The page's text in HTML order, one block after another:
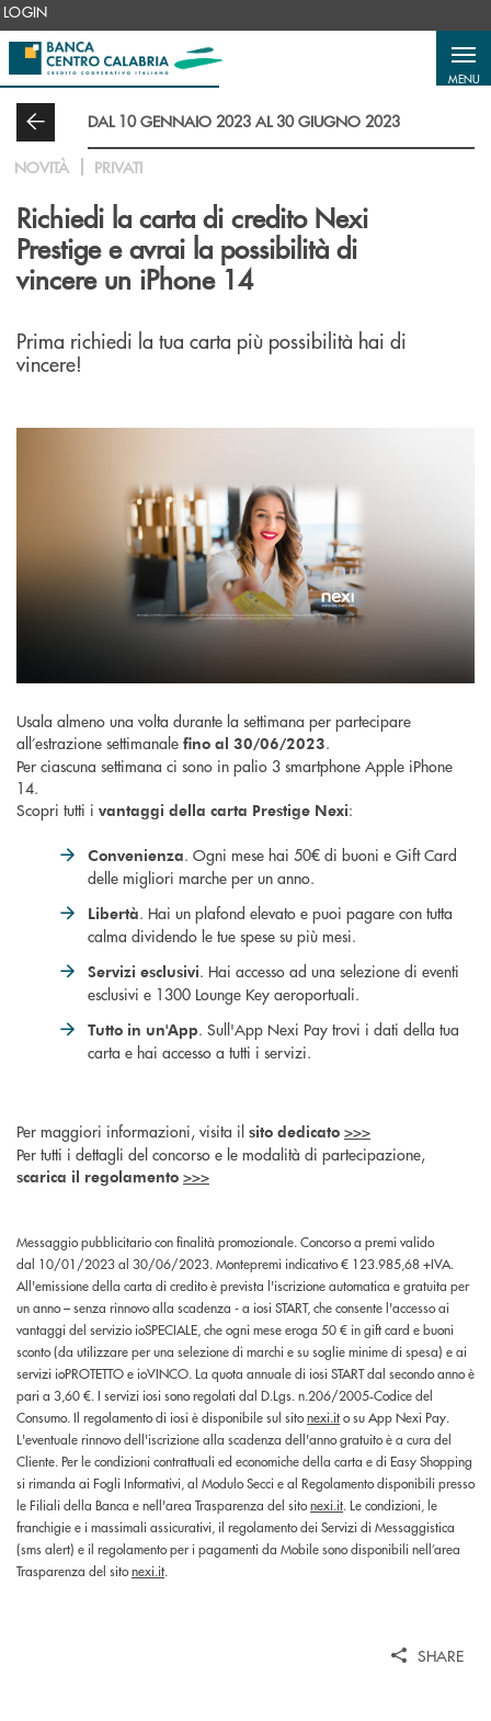
Salta al contenuto principale
LOGIN
MENU
DAL 10 GENNAIO 2023 AL 30 GIUGNO 2023
NOVITÀ PRIVATI
Richiedi la carta di credito Nexi
Prestige e avrai la possibilità di
vincere un iPhone 14
Prima richiedi la tua carta più possibilità hai di
vincere!
Usala almeno una volta durante la settimana per partecipare
all’estrazione settimanale fino al 30/06/2023.
Per ciascuna settimana ci sono in palio 3 smartphone Apple iPhone
14.
Scopri tutti i vantaggi della carta Prestige Nexi:
Convenienza. Ogni mese hai 50€ di buoni e Gift Card
delle migliori marche per un anno.
Libertà. Hai un plafond elevato e puoi pagare con tutta
calma dividendo le tue spese su più mesi.
Servizi esclusivi. Hai accesso ad una selezione di eventi
esclusivi e 1300 Lounge Key aeroportuali.
Tutto in un'App. Sull'App Nexi Pay trovi i dati della tua
carta e hai accesso a tutti i servizi.
Per maggiori informazioni, visita il sito dedicato >>>
Per tutti i dettagli del concorso e le modalità di partecipazione,
scarica il regolamento >>>
Messaggio pubblicitario con finalità promozionale. Concorso a premi valido
dal 10/01/2023 al 30/06/2023. Montepremi indicativo € 123.985,68 +IVA.
All'emissione della carta di credito è prevista l'iscrizione automatica e gratuita per
un anno – senza rinnovo alla scadenza - a iosi START, che consente l'accesso ai
vantaggi del servizio ioSPECIALE, che ogni mese eroga 50 € in gift card e buoni
sconto (da utilizzare per una selezione di marchi e su soglie minime di spesa) e ai
servizi ioPROTETTO e ioVINCO. La quota annuale di iosi START dal secondo anno è
pari a 3,60 €. I servizi iosi sono regolati dal D.Lgs. n.206/2005‑Codice del
Consumo. Il regolamento di iosi è disponibile sul sitonexi.ito su App Nexi Pay.
L'eventuale rinnovo dell'iscrizione alla scadenza dell'anno gratuito è a cura del
Cliente. Per le condizioni contrattuali ed economiche della carta e di Easy Shopping
si rimanda ai Fogli Informativi, al Modulo Secci e al Regolamento disponibili presso
le Filiali della Banca e nell'area Trasparenza del sitonexi.it. Le condizioni, le
franchigie e i massimali assicurativi, il regolamento dei Servizi di Messaggistica
(sms alert) e il regolamento per i pagamenti da Mobile sono disponibili nell’area
Trasparenza del sitonexi.it.
SHARE